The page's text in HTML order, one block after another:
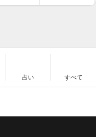
占い すべて